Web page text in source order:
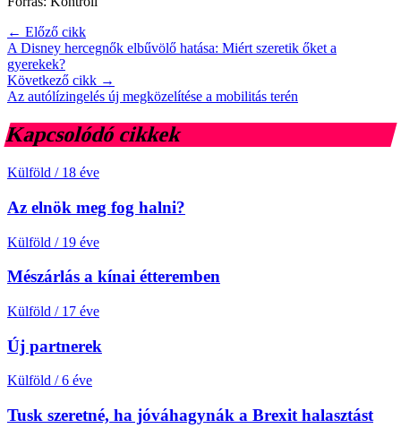
← Előző cikk
A Disney hercegnők elbűvölő hatása: Miért szeretik őket a
gyerekek?
Következő cikk →
Az autólízingelés új megközelítése a mobilitás terén
Kapcsolódó cikkek
Külföld / 18 éve
Az elnök meg fog halni?
Külföld / 19 éve
Mészárlás a kínai étteremben
Külföld / 17 éve
Új partnerek
Külföld / 6 éve
Tusk szeretné, ha jóváhagynák a Brexit halasztást